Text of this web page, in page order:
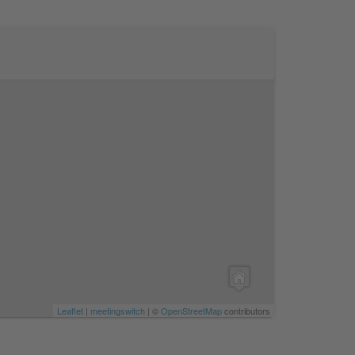
Leaflet | meetingswitch | ©OpenStreetMapcontributors